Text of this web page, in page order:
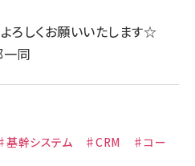
ろしくお願いいたします☆
一同
幹システム ♯CRM ♯コー